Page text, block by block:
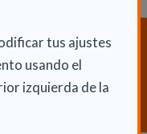
tus ajustes
usando el
izquierda de la